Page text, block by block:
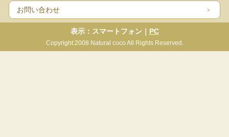
お問い合わせ
表示：スマートフォン｜ PC
Copyright:2008 Natural coco All Rights Reserved.